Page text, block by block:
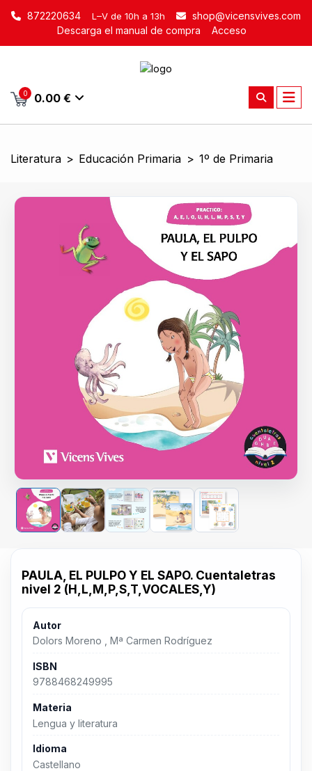
872220634 L–V de 10h a 13h
shop@vicensvives.com
Descarga el manual de compra
Acceso
0 0.00 €
Literatura > Educación Primaria > 1º de Primaria
PAULA, EL PULPO Y EL SAPO. Cuentaletras
nivel 2 (H,L,M,P,S,T,VOCALES,Y)
Autor
Dolors Moreno , Mª Carmen Rodríguez
ISBN
9788468249995
Materia
Lengua y literatura
Idioma
Castellano